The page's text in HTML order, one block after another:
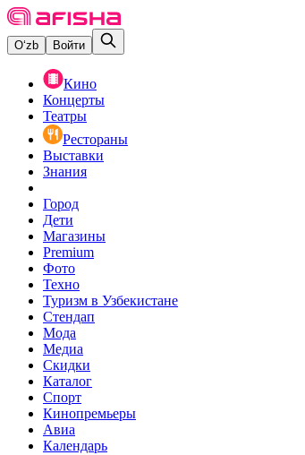
O‘zb Войти
Кино
Концерты
Театры
Рестораны
Выставки
Знания
Город
Дети
Магазины
Premium
Фото
Техно
Туризм в Узбекистане
Стендап
Мода
Медиа
Скидки
Каталог
Спорт
Кинопремьеры
Авиа
Календарь